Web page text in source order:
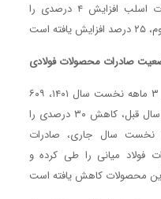
در ۳ ماهه نخست سال جاری، صادرات اسلب افزایش ۴ درصدی را
صادرات محصولات فولادی
کل صادرات محصولات فولادی کشور در ۳ ماهه نخست سال ۱۴۰۱، ۶۰۹
هزار تن بوده که نسبت به مدت مشابه سال قبل، کاهش ۳۰ درصدی را
در واقع در ۳ ماهه نخست سال جاری، صادرات
فولاد میانی را طی کرده و